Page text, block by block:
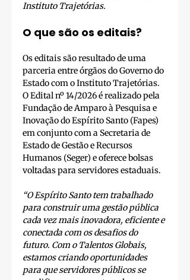
Instituto Trajetórias.
O que são os editais?
Os editais são resultado de uma
parceria entre órgãos do Governo do
Estado com o Instituto Trajetórias.
O Edital nº 14/2026 é realizado pela
Fundação de Amparo à Pesquisa e
Inovação do Espírito Santo (Fapes)
em conjunto com a Secretaria de
Estado de Gestão e Recursos
Humanos (Seger) e oferece bolsas
voltadas para servidores estaduais.
“O Espírito Santo tem trabalhado
para construir uma gestão pública
cada vez mais inovadora, eficiente e
conectada com os desafios do
futuro. Com o Talentos Globais,
estamos criando oportunidades
para que servidores públicos se